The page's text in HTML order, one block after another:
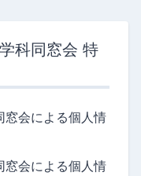
科同窓会 特
窓会による個人情
窓会による個人情